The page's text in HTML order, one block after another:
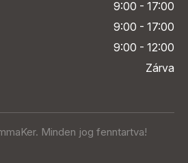
9:00 - 17:00
9:00 - 17:00
9:00 - 12:00
Zárva
Minden jog fenntartva!